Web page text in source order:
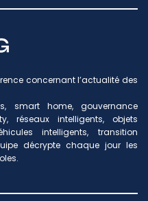
concernant l’actualité des
smart home, gouvernance
réseaux intelligents, objets
intelligents, transition
décrypte chaque jour les